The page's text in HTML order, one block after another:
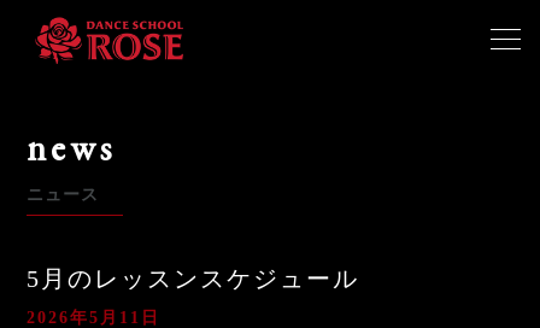
news
ニュース
5月のレッスンスケジュール
2026年5月11日
南浦和スクール